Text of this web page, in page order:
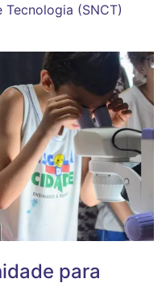
Tecnologia (SNCT)
para